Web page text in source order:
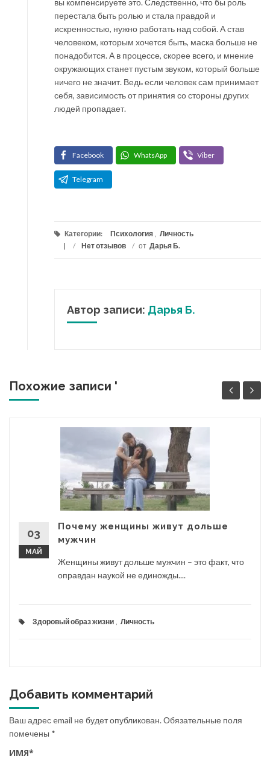
вы компенсируете это. Следственно, что бы роль
перестала быть ролью и стала правдой и
искренностью, нужно работать над собой. А став
человеком, которым хочется быть, маска больше не
понадобится. А в процессе, скорее всего, и мнение
окружающих станет пустым звуком, который больше
ничего не значит. Ведь если человек сам принимает
себя, зависимость от принятия со стороны других
людей пропадает.
Facebook WhatsApp Viber
Telegram
Категории: Психология , Личность
/
Нет отзывов / от Дарья Б.
Автор записи: Дарья Б.
Похожие записи '
03
МАЙ
Почему женщины живут дольше
мужчин
Женщины живут дольше мужчин – это факт, что
оправдан наукой не единожды....
Здоровый образ жизни Личность
Добавить комментарий
Ваш адрес email не будет опубликован.Обязательные поля
помечены *
ИМЯ*